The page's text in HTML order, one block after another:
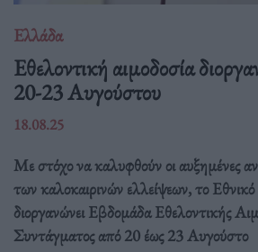
Ελλάδα
Eθελοντική αιμοδοσία
20-23 Αυγούστου
18.08.25
Με στόχο να καλυφθούν οι αυξημένες
των καλοκαιρινών ελλείψεων, το
διοργανώνει Εβδομάδα Εθελοντικής
Συντάγματος από 20 έως 23 Αυγούστο